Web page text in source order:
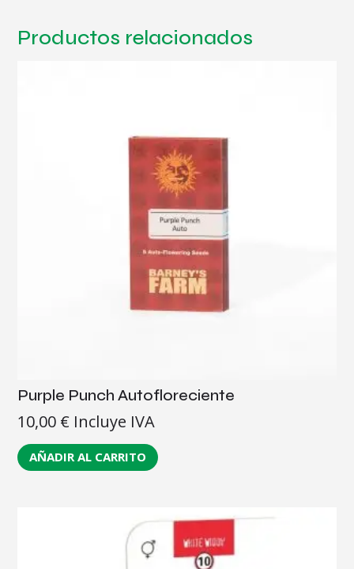
Productos relacionados
Purple Punch Autofloreciente
10,00 € Incluye IVA
AÑADIR AL CARRITO